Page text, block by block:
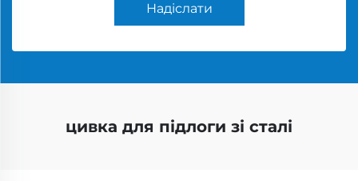
Надіслати
цивка для підлоги зі сталі